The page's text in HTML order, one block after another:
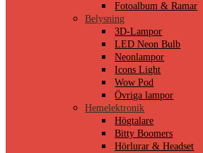
Fotoalbum & Ramar
Belysning
3D-Lampor
LED Neon Bulb
Neonlampor
Icons Light
Wow Pod
Övriga lampor
Hemelektronik
Högtalare
Bitty Boomers
Hörlurar & Headset